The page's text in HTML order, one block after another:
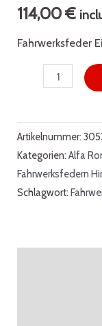
114,00€
Fahrwerksfeder
Fahrwerksfeder
22
KG
Menge
Artikelnummer:
Kategorien:Alfa
Fahrwerksfedern
Schlagwort: